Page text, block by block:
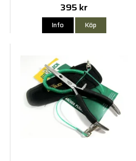
395 kr
Info Köp